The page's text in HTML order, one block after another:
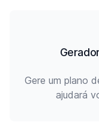
Gere um plano
ajudará